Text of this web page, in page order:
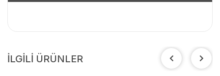
İLGİLİ ÜRÜNLER